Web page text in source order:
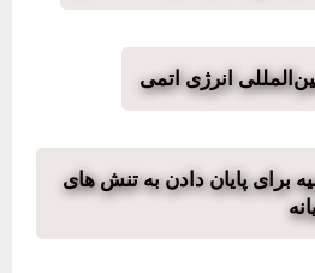
انرژی اتمی
برای پایان دادن به تنش های